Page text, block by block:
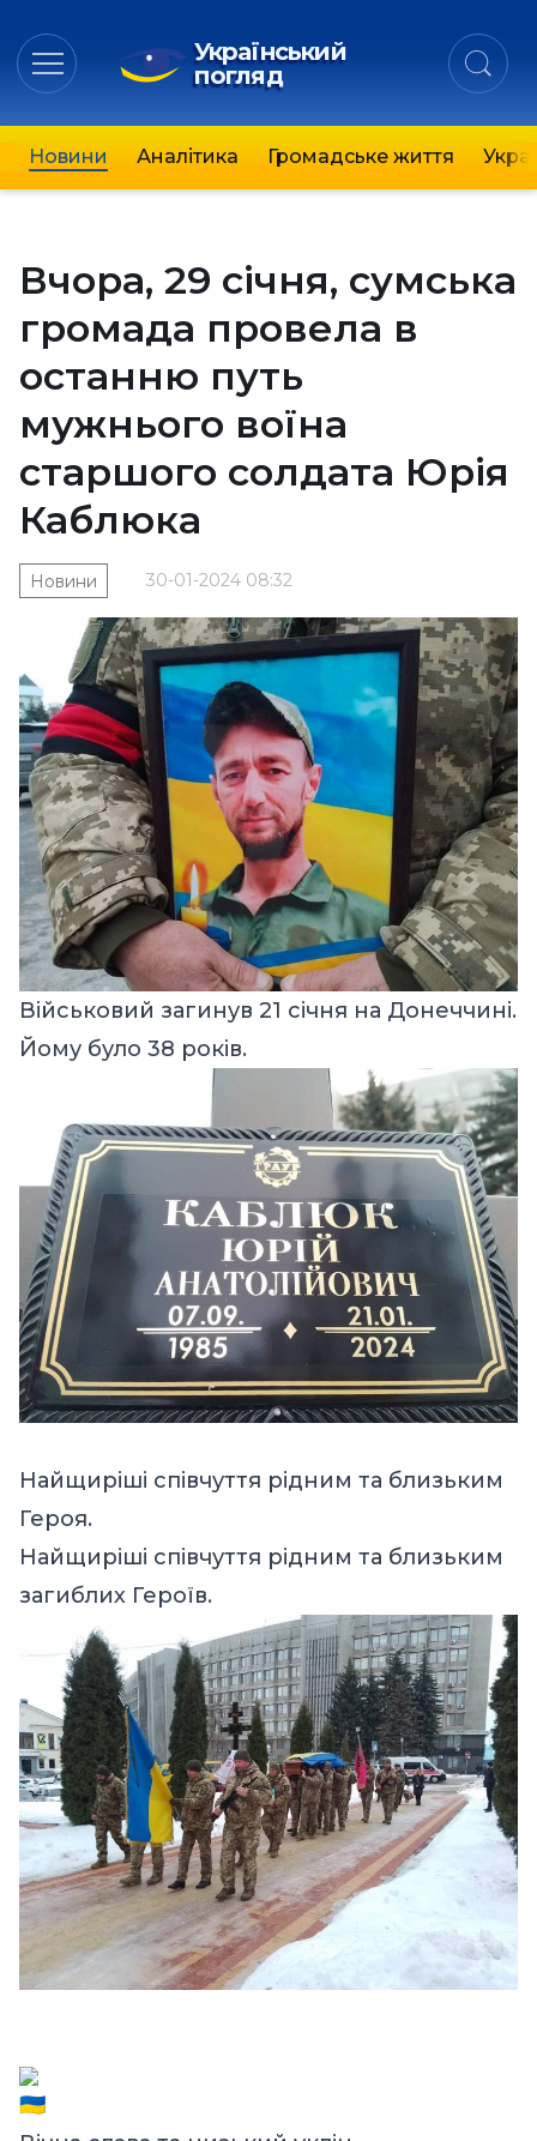
Український
погляд
Новини Аналітика Громадське життя
Вчора, 29 січня, сумська
громада провела в
останню путь
мужнього воїна
старшого солдата Юрія
Каблюка
30-01-2024 08:32
Новини
Військовий загинув 21 січня на Донеччині.
Йому було 38 років.
Найщиріші співчуття рідним та близьким
Героя.
Найщиріші співчуття рідним та близьким
загиблих Героїв.